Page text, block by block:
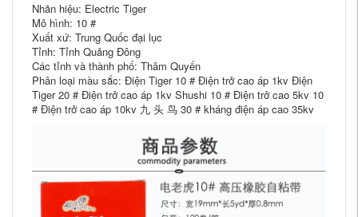
Nhãn hiệu: Electric Tiger
Mô hình: 10 #
Xuất xứ: Trung Quốc đại lục
Tỉnh: Tỉnh Quảng Đông
Các tỉnh và thành phố: Thâm Quyến
Phân loại màu sắc: Điện Tiger 10 # Điện trở cao áp 1kv Điện
Tiger 20 # Điện trở cao áp 1kv Shushi 10 # Điện trở cao 5kv 10
# Điện trở cao áp 10kv 九 头 鸟 30 # kháng điện áp cao 35kv